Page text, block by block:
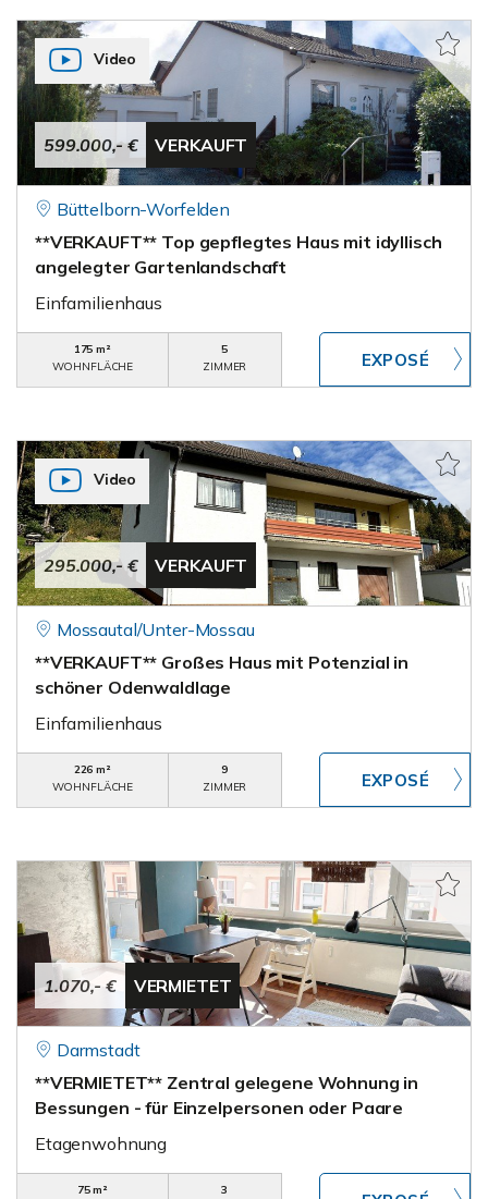
599.000,- € VERKAUFT
Video
Büttelborn-Worfelden
**VERKAUFT** Top gepflegtes Haus mit idyllisch
angelegter Gartenlandschaft
Einfamilienhaus
175 m²
WOHNFLÄCHE
5
ZIMMER
295.000,- € VERKAUFT
Video
Mossautal/Unter-Mossau
**VERKAUFT** Großes Haus mit Potenzial in
schöner Odenwaldlage
Einfamilienhaus
226 m²
WOHNFLÄCHE
9
ZIMMER
1.070,- € VERMIETET
Darmstadt
**VERMIETET** Zentral gelegene Wohnung in
Bessungen - für Einzelpersonen oder Paare
Etagenwohnung
75 m²
3